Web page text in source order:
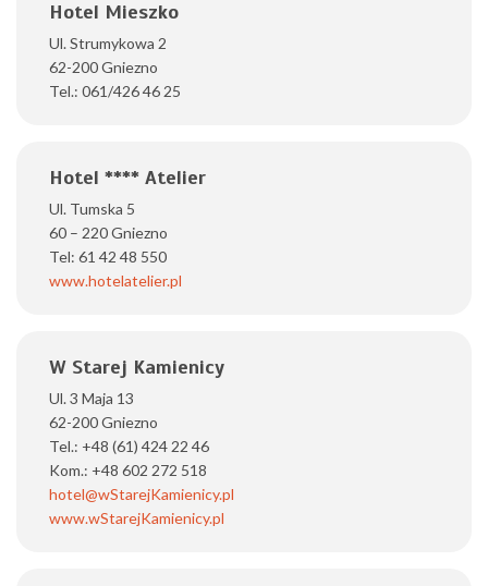
Hotel Mieszko
Ul. Strumykowa 2
62-200 Gniezno
Tel.: 061/426 46 25
Hotel **** Atelier
Ul. Tumska 5
60 – 220 Gniezno
Tel: 61 42 48 550
www.hotelatelier.pl
W Starej Kamienicy
Ul. 3 Maja 13
62-200 Gniezno
Tel.: +48 (61) 424 22 46
Kom.: +48 602 272 518
hotel@wStarejKamienicy.pl
www.wStarejKamienicy.pl